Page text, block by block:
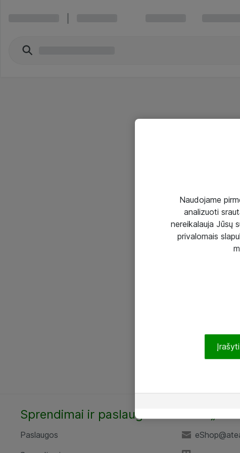
Sprendimai ir paslaugos
Paslaugos
Naudojame
analizuoti
nereikalauja Jūsų
privalomais